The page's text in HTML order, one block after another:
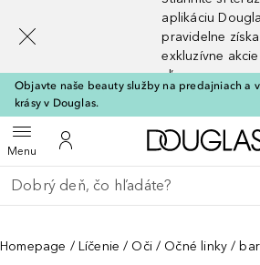
aplikáciu
pravidelne
exkluzívne
zľavy
Objavte naše beauty služby na predajniach a
krásy v Douglas.
MenuOtvoriť menuDo môjho účtu
Choď späť
Vykonajte vyhľadávanie
Homepage Líčenie Oči Očné linky
[navigation.slideout.screenreader]